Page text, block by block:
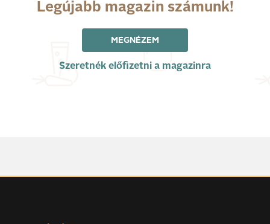
Legújabb magazin számunk!
MEGNÉZEM
Szeretnék előfizetni a magazinra